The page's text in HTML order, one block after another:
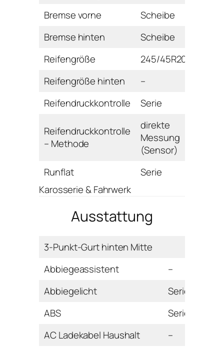
Bremse vorne
Scheibe
Bremse hinten
Scheibe
Reifengröße
245/45R20
Reifengröße hinten
–
Reifendruckkontrolle
Serie
Reifendruckkontrolle
– Methode
direkte
Messung
(Sensor)
Runflat
Serie
Karosserie & Fahrwerk
Ausstattung
3-Punkt-Gurt hinten Mitte
Abbiegeassistent
–
Abbiegelicht
Serie
ABS
Serie
AC Ladekabel Haushalt
–